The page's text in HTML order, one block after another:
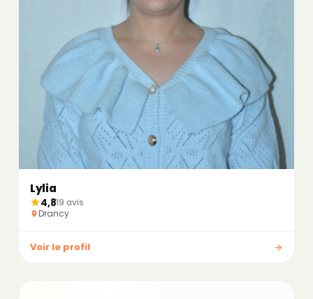
Lylia
4,819 avis
Drancy
Voir le profil